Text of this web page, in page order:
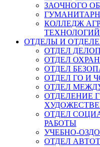
ЗАОЧНОГО
КОЛЛЕДЖ
ТЕХНОЛОГИЙ
ОТДЕЛЫ И
ОТДЕЛ
ОТДЕЛ
ОТДЕЛ
ОТДЕЛ ГО И
ОТДЕЛ
ОТДЕЛЕНИЕ
ОТДЕЛ
РАБОТЫ
УЧЕБНО-
ОТДЕЛ